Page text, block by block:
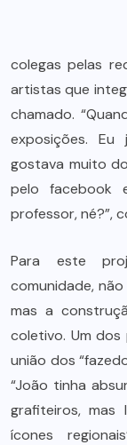
colegas pelas
artistas que
chamado.
exposições.
gostava muito
pelo facebook
professor, né?”,
Para este
comunidade,
mas a
coletivo. Um
união dos
“João tinha
grafiteiros, mas
ícones